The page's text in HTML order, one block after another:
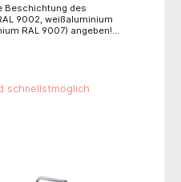
Beschichtung des
9002, weißaluminium
RAL 9007) angeben!
Nr. 200.6030.0).
Doppelrollen Ø 125 mm,
elektrisch leitend,
und 1 Rolle mit
schnellstmöglich